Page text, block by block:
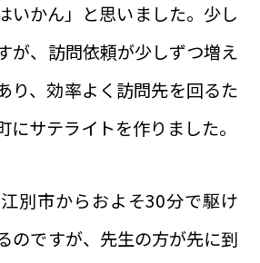
いかん」と思いました。少し
が、訪問依頼が少しずつ増え
り、効率よく訪問先を回るた
にサテライトを作りました。
別市からおよそ30分で駆け
のですが、先生の方が先に到